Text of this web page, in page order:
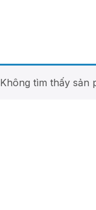
Không tìm thấy sản